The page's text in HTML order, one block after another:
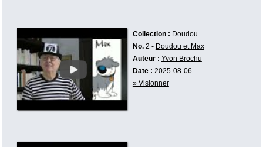
Collection : Doudou
No.2 - Doudou et Max
Auteur : Yvon Brochu
Date : 2025-08-06
» Visionner